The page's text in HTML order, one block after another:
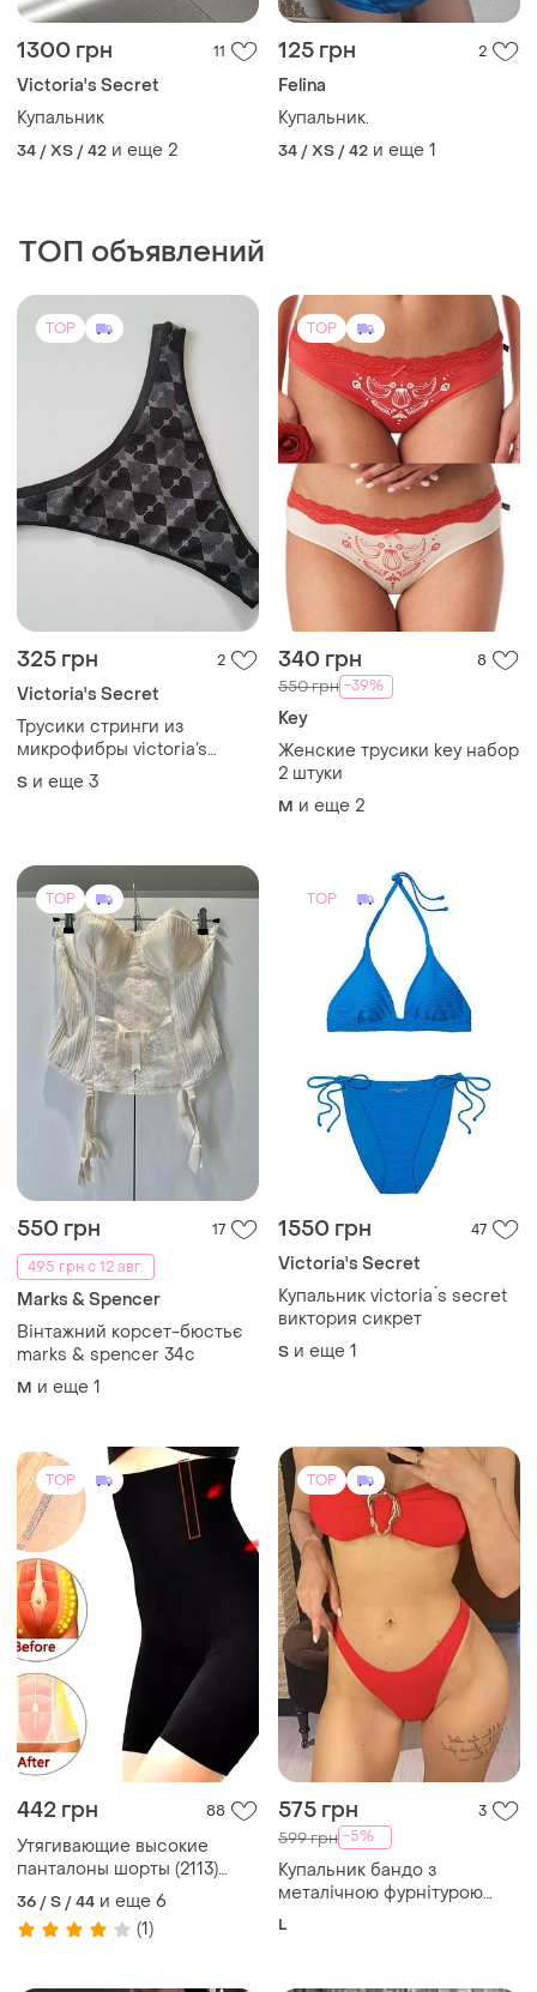
1300 грн 11
Victoria's Secret
Купальник
34 / XS / 42 и еще 2
125 грн 2
Felina
Купальник.
34 / XS / 42 и еще 1
ТОП объявлений
TOP
325 грн 2
Victoria's Secret
Трусики стринги из
микрофибры victoria’s
secret 🔥акция! 🔥 дарим
скидку 20%
S и еще 3
TOP
340 грн 8
550 грн -39%
Key
Женские трусики key набор
2 штуки
M и еще 2
TOP
550 грн
17
495 грн с 12 авг.
Marks & Spencer
Вінтажний корсет-бюстьє
marks & spencer 34c
M и еще 1
TOP
1550 грн 47
Victoria's Secret
Купальник victoria ́s secret
виктория сикрет
S и еще 1
TOP
442 грн 88
Утягивающие высокие
панталоны шорты (2113)
трусы утягивающие
послеродовое
36 / S / 44 и еще 6
(1)
TOP
575 грн 3
599 грн -5%
Купальник бандо з
металічною фурнітурою
червоний новий, розмір л
L